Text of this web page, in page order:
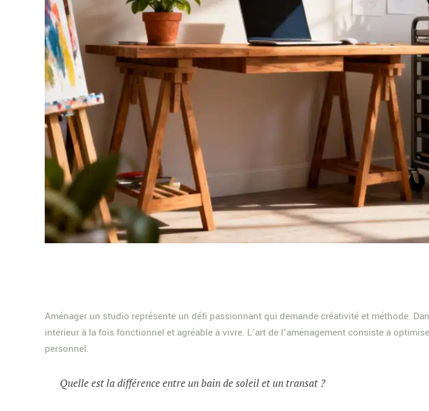
Aménager un studio représente un défi passionnant qui demande créativité et méthode.
intérieur à la fois fonctionnel et agréable à vivre. L’art de l’aménagement consiste à
personnel.
Quelle est la différence entre un bain de soleil et un transat ?